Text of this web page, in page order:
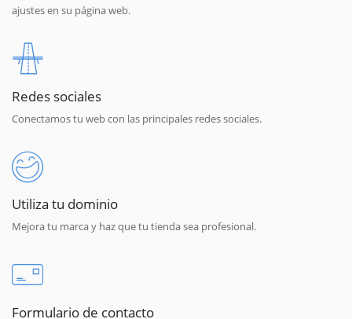
ajustes en su página web.
Redes sociales
Conectamos tu web con las principales redes sociales.
Utiliza tu dominio
Mejora tu marca y haz que tu tienda sea profesional.
Formulario de contacto